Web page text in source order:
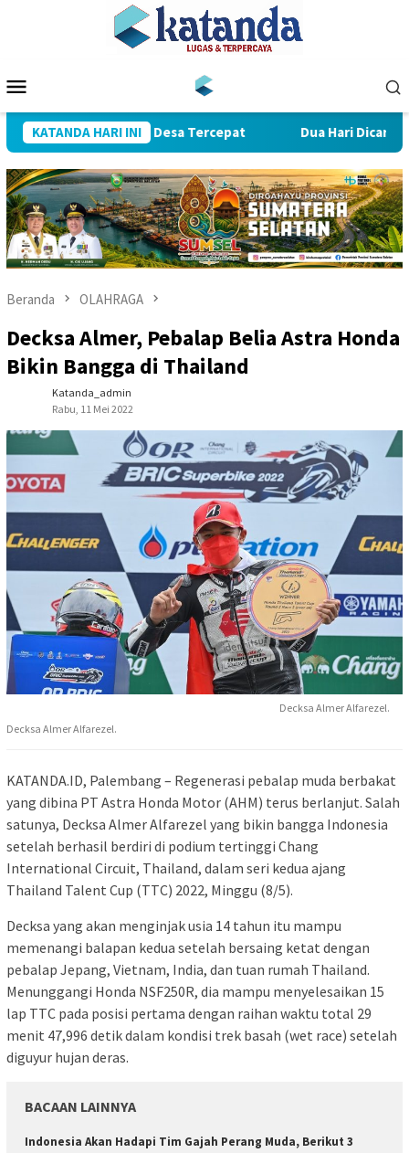
Mobile
KATANDA HARI INI
Dana Desa Tercepat Dua Hari Dicari,
Beranda OLAHRAGA
Decksa Almer, Pebalap Belia Astra Honda
Bikin Bangga di Thailand
Katanda_admin
Rabu, 11 Mei 2022
Decksa Almer Alfarezel.
Decksa Almer Alfarezel.
KATANDA.ID, Palembang – Regenerasi pebalap muda berbakat
yang dibina PT Astra Honda Motor (AHM) terus berlanjut. Salah
satunya, Decksa Almer Alfarezel yang bikin bangga Indonesia
setelah berhasil berdiri di podium tertinggi Chang
International Circuit, Thailand, dalam seri kedua ajang
Thailand Talent Cup (TTC) 2022, Minggu (8/5).
Decksa yang akan menginjak usia 14 tahun itu mampu
memenangi balapan kedua setelah bersaing ketat dengan
pebalap Jepang, Vietnam, India, dan tuan rumah Thailand.
Menunggangi Honda NSF250R, dia mampu menyelesaikan 15
lap TTC pada posisi pertama dengan raihan waktu total 29
menit 47,996 detik dalam kondisi trek basah (wet race) setelah
diguyur hujan deras.
BACAAN LAINNYA
Indonesia Akan Hadapi Tim Gajah Perang Muda, Berikut 3